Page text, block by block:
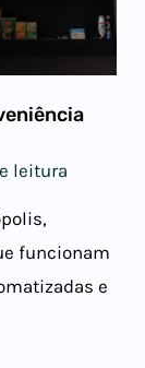
leitura
funcionam
e